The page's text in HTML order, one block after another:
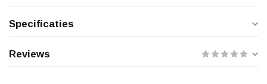
Specificaties
Reviews